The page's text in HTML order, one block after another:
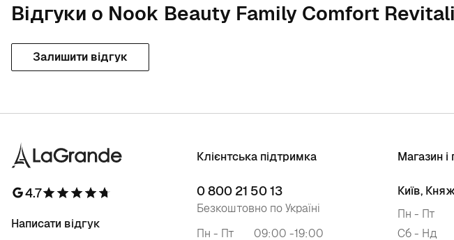
Відгуки о Nook Beauty Family Comfort
Залишити відгук
4.7
Написати відгук
Клієнтська підтримка
0 800 21 50 13
Безкоштовно по Україні
Пн - Пт
09:00 -19:00
Магазин
Київ,
Пн - Пт
Сб - Нд